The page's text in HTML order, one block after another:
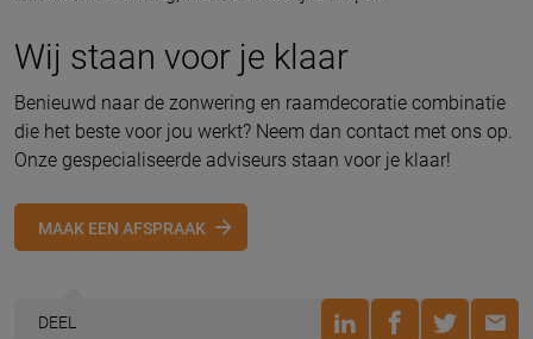
Wij staan voor je klaar
Benieuwd naar de zonwering en raamdecoratie combinatie
die het beste voor jou werkt? Neem dan contact met ons op.
Onze gespecialiseerde adviseurs staan voor je klaar!
MAAK EEN AFSPRAAK
DEEL